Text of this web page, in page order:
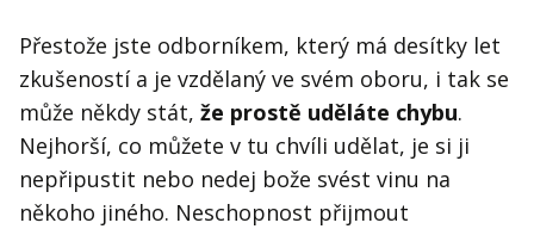
Přestože jste odborníkem, který má desítky let
zkušeností a je vzdělaný ve svém oboru, i tak se
může někdy stát, že prostě uděláte chybu.
Nejhorší, co můžete v tu chvíli udělat, je si ji
nepřipustit nebo nedej bože svést vinu na
někoho jiného. Neschopnost přijmout